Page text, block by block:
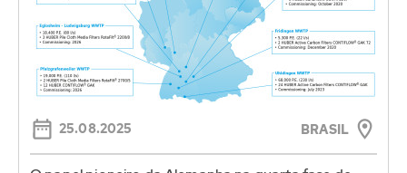
25.08.2025 BRASIL